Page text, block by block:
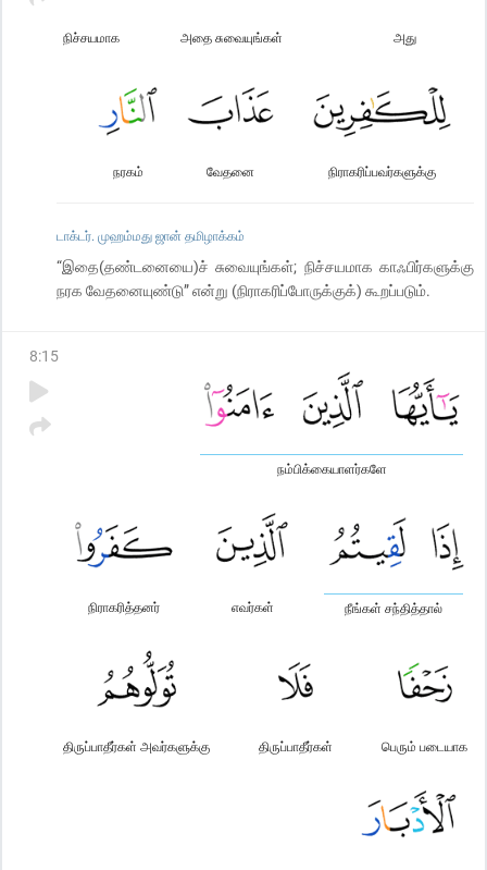
அது
அதை சுவையுங்கள்
நிச்சயமாக
நிராகரிப்பவர்களுக்கு
வேதனை
நரகம்
டாக்டர். முஹம்மது ஜான் தமிழாக்கம்
“இதை(தண்டனையை)ச் சுவையுங்கள்; நிச்சயமாக காஃபிர்களுக்கு
நரக வேதனையுண்டு” என்று (நிராகரிப்போருக்குக்) கூறப்படும்.
8:15
நம்பிக்கையாளர்களே
நீங்கள் சந்தித்தால்
எவர்கள்
நிராகரித்தனர்
பெரும் படையாக
திருப்பாதீர்கள்
திருப்பாதீர்கள் அவர்களுக்கு